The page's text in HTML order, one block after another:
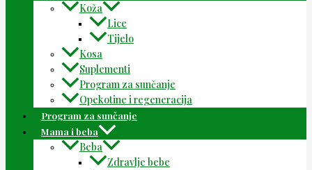
Koža
Lice
Tijelo
Kosa
Suplementi
Program za sunčanje
Opekotine i regeneracija
Program za sunčanje
Mama i beba
Beba
Zdravlje bebe